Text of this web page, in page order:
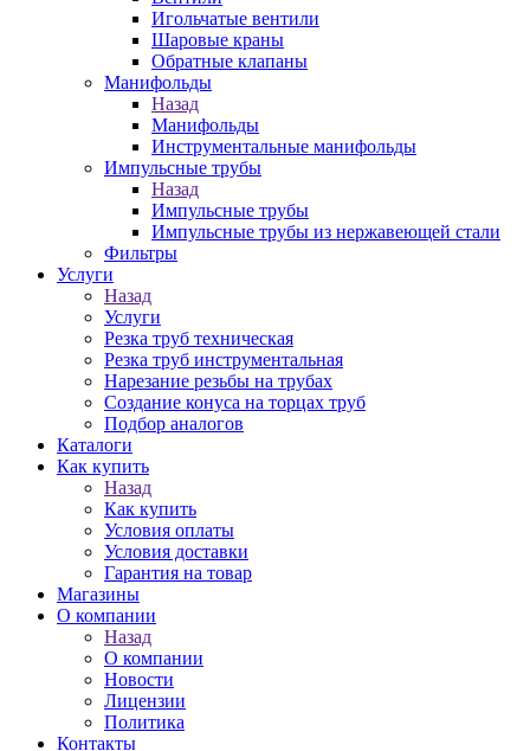
Игольчатые вентили
Шаровые краны
Обратные клапаны
Манифольды
Назад
Манифольды
Инструментальные манифольды
Импульсные трубы
Назад
Импульсные трубы
Импульсные трубы из нержавеющей стали
Фильтры
Услуги
Назад
Услуги
Резка труб техническая
Резка труб инструментальная
Нарезание резьбы на трубах
Создание конуса на торцах труб
Подбор аналогов
Каталоги
Как купить
Назад
Как купить
Условия оплаты
Условия доставки
Гарантия на товар
Магазины
О компании
Назад
О компании
Новости
Лицензии
Политика
Контакты